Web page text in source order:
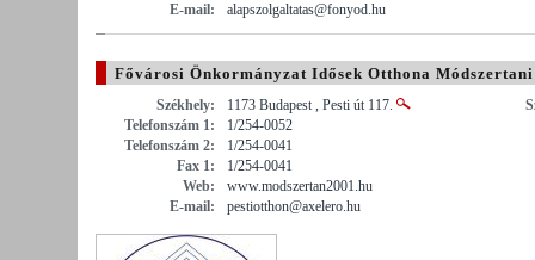
E-mail:
alapszolgaltatas@fonyod.hu
Fővárosi Önkormányzat Idősek Otthona
Székhely:
1173 Budapest , Pesti út 117.
Telefonszám 1:
1/254-0052
Telefonszám 2:
1/254-0041
Fax 1:
1/254-0041
Web:
www.modszertan2001.hu
E-mail:
pestiotthon@axelero.hu